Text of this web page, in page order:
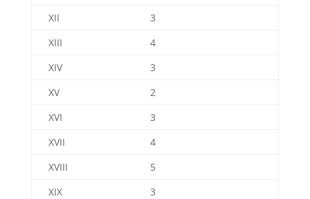
XII
3
XIII
4
XIV
3
XV
2
XVI
3
XVII
4
XVIII
5
XIX
3